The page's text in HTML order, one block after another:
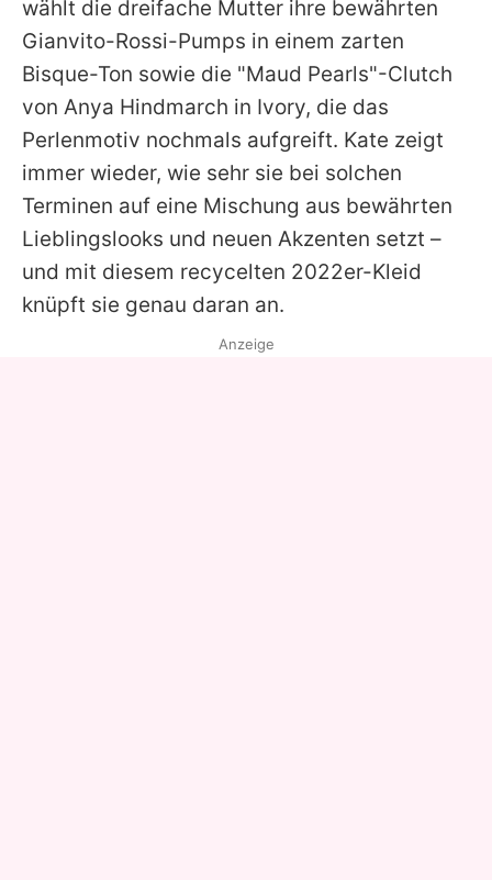
wählt die dreifache Mutter ihre bewährten
Gianvito-Rossi-Pumps in einem zarten
Bisque-Ton sowie die "Maud Pearls"-Clutch
von Anya Hindmarch in Ivory, die das
Perlenmotiv nochmals aufgreift. Kate zeigt
immer wieder, wie sehr sie bei solchen
Terminen auf eine Mischung aus bewährten
Lieblingslooks und neuen Akzenten setzt –
und mit diesem recycelten 2022er-Kleid
knüpft sie genau daran an.
Anzeige